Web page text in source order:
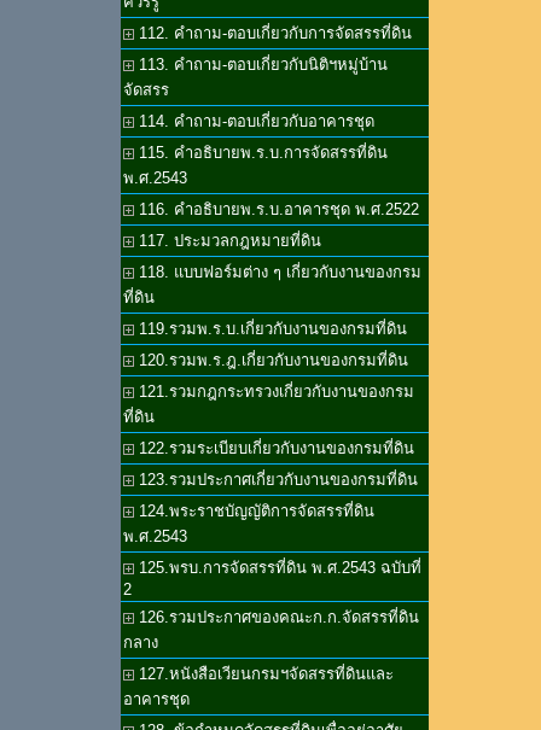
112. คำถาม-ตอบเกี่ยวกับการจัดสรรที่ดิน
113. คำถาม-ตอบเกี่ยวกับนิติฯหมู่บ้าน
จัดสรร
114. คำถาม-ตอบเกี่ยวกับอาคารชุด
115. คำอธิบายพ.ร.บ.การจัดสรรที่ดิน
พ.ศ.2543
116. คำอธิบายพ.ร.บ.อาคารชุด พ.ศ.2522
117. ประมวลกฎหมายที่ดิน
118. แบบฟอร์มต่าง ๆ เกี่ยวกับงานของกรม
ที่ดิน
119.รวมพ.ร.บ.เกี่ยวกับงานของกรมที่ดิน
120.รวมพ.ร.ฎ.เกี่ยวกับงานของกรมที่ดิน
121.รวมกฎกระทรวงเกี่ยวกับงานของกรม
ที่ดิน
122.รวมระเบียบเกี่ยวกับงานของกรมที่ดิน
123.รวมประกาศเกี่ยวกับงานของกรมที่ดิน
124.พระราชบัญญัติการจัดสรรที่ดิน
พ.ศ.2543
125.พรบ.การจัดสรรที่ดิน พ.ศ.2543 ฉบับที่
2
126.รวมประกาศของคณะก.ก.จัดสรรที่ดิน
กลาง
127.หนังสือเวียนกรมฯจัดสรรที่ดินและ
อาคารชุด